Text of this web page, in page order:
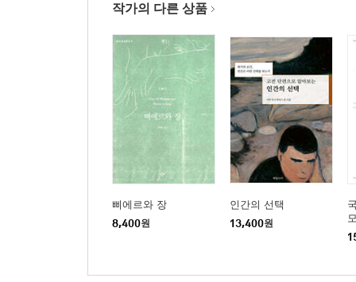
작가의 다른 상품
삐에르와 장
8,400원
인간의 선택
13,400원